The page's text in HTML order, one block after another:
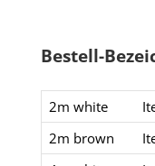
Bestell-
2m white
2m brown